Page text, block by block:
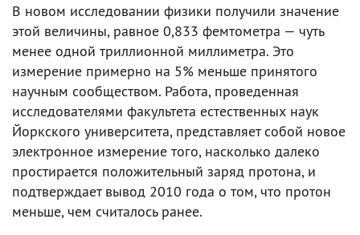
В новом исследовании физики получили значение
этой величины, равное 0,833 фемтометра — чуть
менее одной триллионной миллиметра. Это
измерение примерно на 5% меньше принятого
научным сообществом. Работа, проведенная
исследователями факультета естественных наук
Йоркского университета, представляет собой новое
электронное измерение того, насколько далеко
простирается положительный заряд протона, и
подтверждает вывод 2010 года о том, что протон
меньше, чем считалось ранее.